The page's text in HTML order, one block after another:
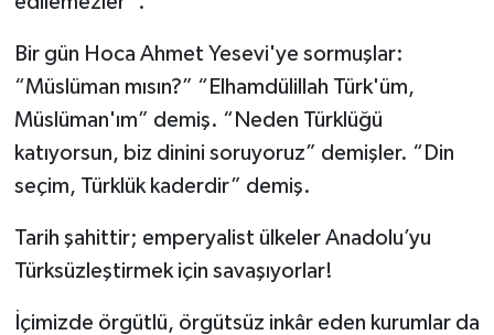
Bir gün Hoca Ahmet Yesevi'ye sormuşlar:
“Müslüman mısın?” “Elhamdülillah Türk'üm,
Müslüman'ım” demiş. “Neden Türklüğü
katıyorsun, biz dinini soruyoruz” demişler. “Din
seçim, Türklük kaderdir” demiş.
Tarih şahittir; emperyalist ülkeler Anadolu’yu
Türksüzleştirmek için savaşıyorlar!
İçimizde örgütlü, örgütsüz inkâr eden kurumlar da